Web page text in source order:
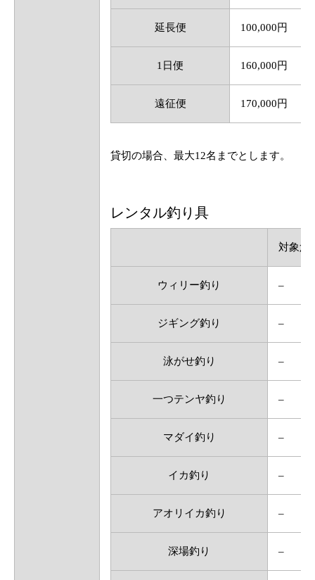
延長便 100,000円
1日便 160,000円
遠征便 170,000円
貸切の場合、最大12名までとします。
レンタル釣り具
対象魚
ウィリー釣り –
ジギング釣り –
泳がせ釣り –
一つテンヤ釣り –
マダイ釣り –
イカ釣り –
アオリイカ釣り –
深場釣り –